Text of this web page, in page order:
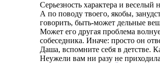
Серьезность характера и
А по поводу твоего, якобы,
говорить, быть-может дельные
Может его другая проблема
собеседника. Иначе: просто он
Даша, вспомните себя в детстве.
Неужели вам ни разу не